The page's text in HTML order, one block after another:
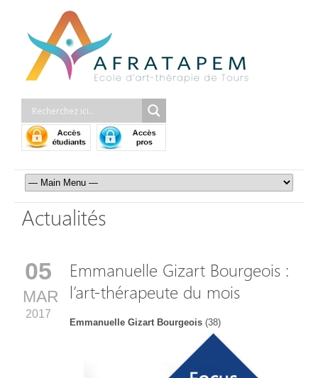
Actualités
05
MAR
2017
Emmanuelle Gizart Bourgeois :
l’art-thérapeute du mois
Emmanuelle Gizart Bourgeois (38)